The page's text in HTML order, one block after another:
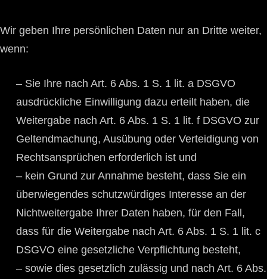
Wir geben Ihre persönlichen Daten nur an Dritte weiter,
wenn:
– Sie Ihre nach Art. 6 Abs. 1 S. 1 lit. a DSGVO
ausdrückliche Einwilligung dazu erteilt haben, die
Weitergabe nach Art. 6 Abs. 1 S. 1 lit. f DSGVO zur
Geltendmachung, Ausübung oder Verteidigung von
Rechtsansprüchen erforderlich ist und
– kein Grund zur Annahme besteht, dass Sie ein
überwiegendes schutzwürdiges Interesse an der
Nichtweitergabe Ihrer Daten haben, für den Fall,
dass für die Weitergabe nach Art. 6 Abs. 1 S. 1 lit. c
DSGVO eine gesetzliche Verpflichtung besteht,
– sowie dies gesetzlich zulässig und nach Art. 6 Abs.